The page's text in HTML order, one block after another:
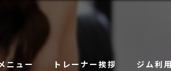
ニュー トレーナー挨拶 ジム利